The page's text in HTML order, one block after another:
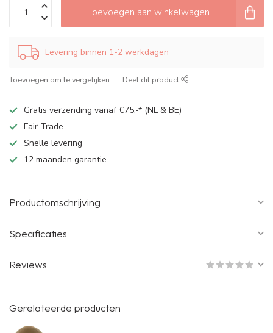
Toevoegen aan winkelwagen
Levering binnen 1-2 werkdagen
Toevoegen om te vergelijken Deel dit product
Gratis verzending vanaf €75,-* (NL & BE)
Fair Trade
Snelle levering
12 maanden garantie
Productomschrijving
Specificaties
Reviews
Gerelateerde producten